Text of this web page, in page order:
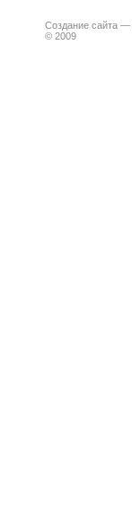
Создание сайта —
© 2009